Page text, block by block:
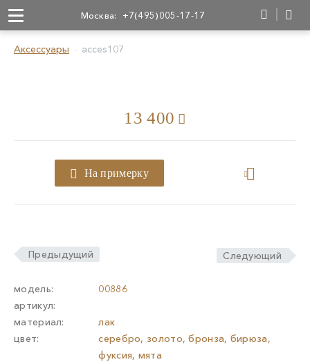
Москва: +7(495)005-17-17
Аксессуары acces107
13 400
На примерку
Предыдущий Следующий
модель:
00886
артикул:
материал:
лак
цвет:
серебро, золото, бронза, бирюза,
фуксия, мята